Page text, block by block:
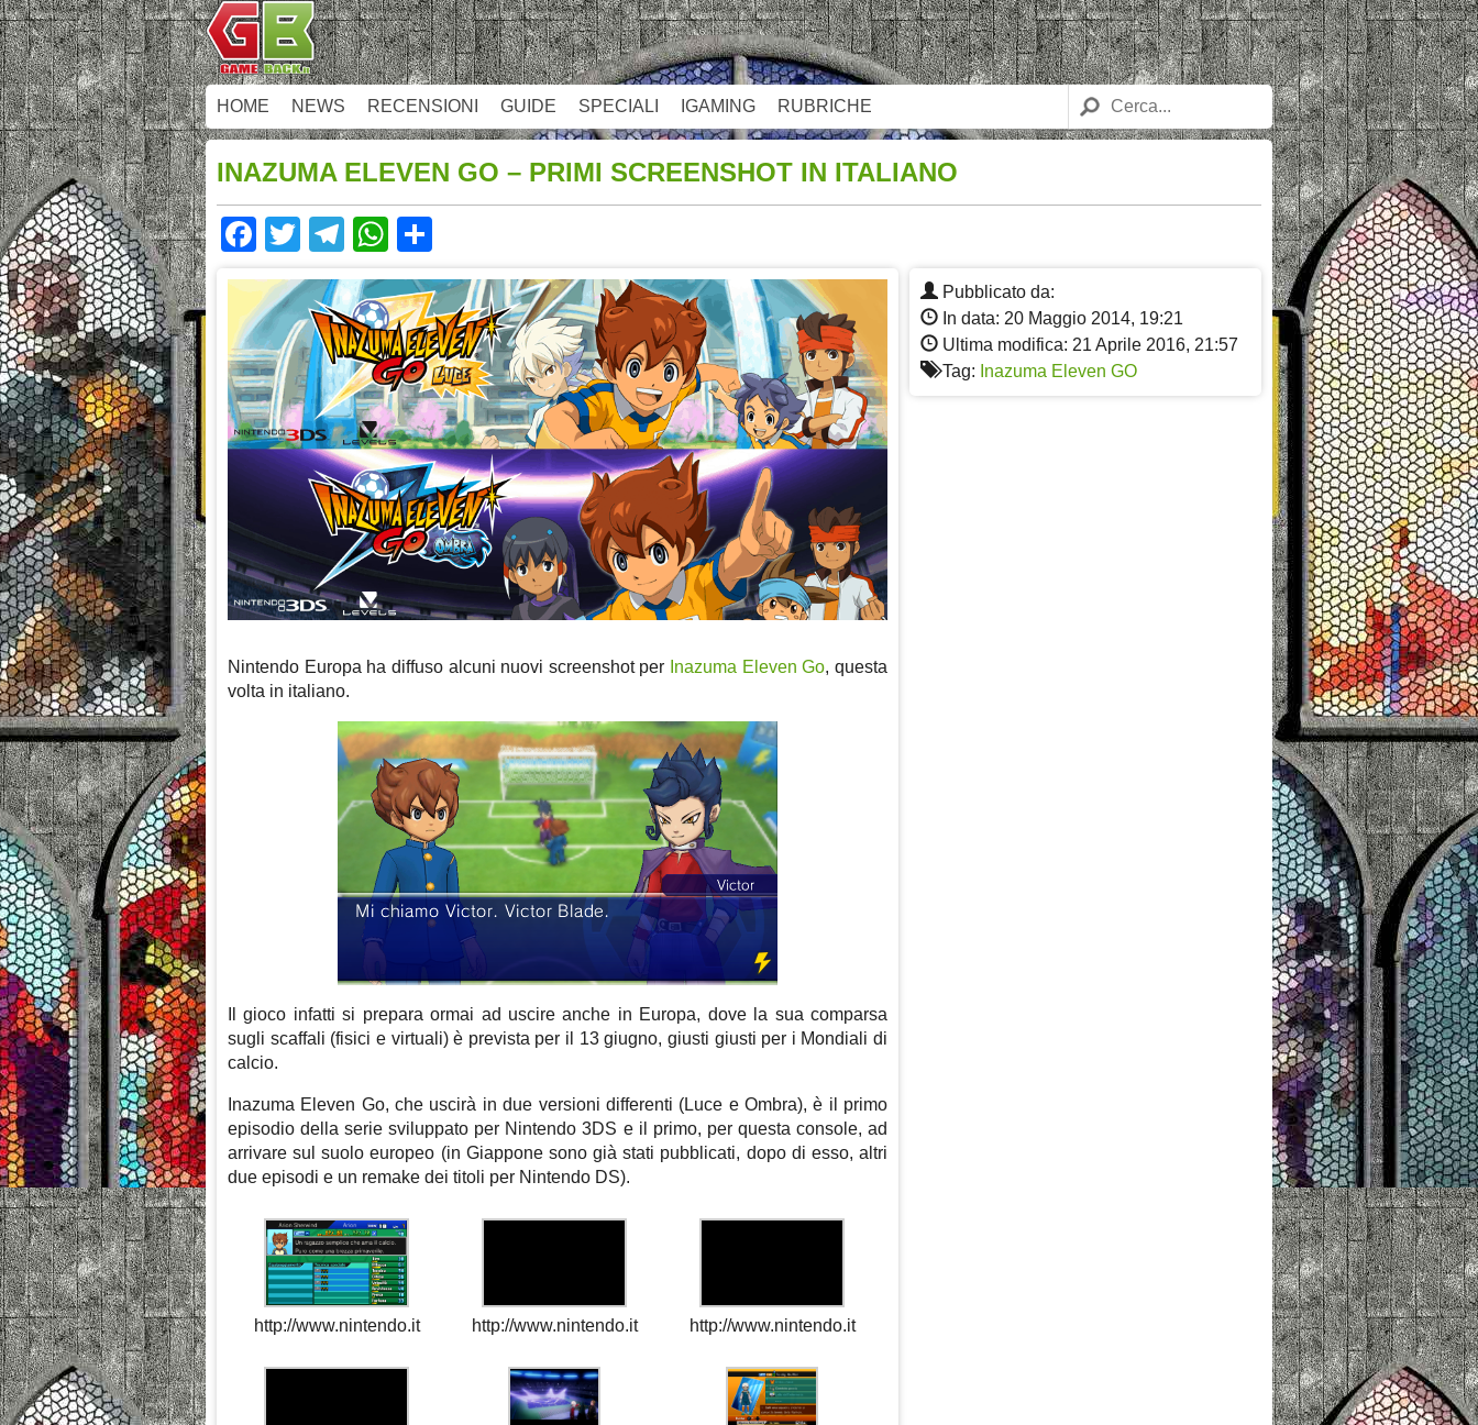
HOME NEWS RECENSIONI GUIDE SPECIALI IGAMING RUBRICHE
INAZUMA ELEVEN GO – PRIMI SCREENSHOT IN ITALIANO
Facebook
TwitterTelegram
WhatsApp
Pubblicato da:
In data: 20 Maggio 2014, 19:21
Ultima modifica: 21 Aprile 2016, 21:57
Tag: Inazuma Eleven GO
Nintendo Europa ha diffuso alcuni nuovi screenshot per Inazuma Eleven Go, questa
volta in italiano.
Il gioco infatti si prepara ormai ad uscire anche in Europa, dove la sua comparsa
sugli scaffali (fisici e virtuali) è prevista per il 13 giugno, giusti giusti per i Mondiali di
calcio.
Inazuma Eleven Go, che uscirà in due versioni differenti (Luce e Ombra), è il primo
episodio della serie sviluppato per Nintendo 3DS e il primo, per questa console, ad
arrivare sul suolo europeo (in Giappone sono già stati pubblicati, dopo di esso, altri
due episodi e un remake dei titoli per Nintendo DS).
http://www.nintendo.it http://www.nintendo.it http://www.nintendo.it